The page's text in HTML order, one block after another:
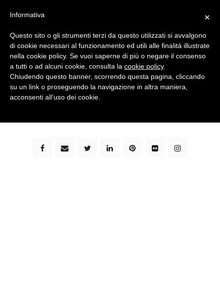
bimbi e viaggi - family travel blog: community #1 in
×
Informativa
Questo sito o gli strumenti terzi da questo utilizzati si avvalgono
di cookie necessari al funzionamento ed utili alle finalità illustrate
nella cookie policy. Se vuoi saperne di più o negare il consenso
a tutti o ad alcuni cookie, consulta la cookie policy.
Chiudendo questo banner, scorrendo questa pagina, cliccando
su un link o proseguendo la navigazione in altra maniera,
acconsenti all’uso dei cookie.